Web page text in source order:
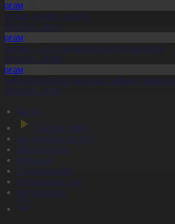
өндіріс өрледі
20:11
— ел дамуының қозғаушы күші
20:09
импортына уақытша тыйым салынды
20:07
Басты
Тікелей эфир
Бағдарлама кестесі
Жаңалықтар
Жобалар
Телехикаялар
Мультсериалдар
Видеоархив